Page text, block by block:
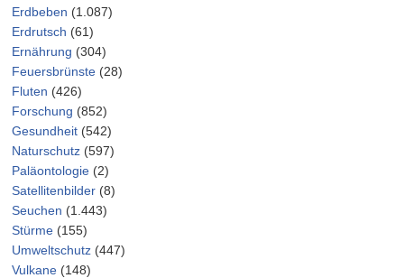
Erdbeben (1.087)
Erdrutsch (61)
Ernährung (304)
Feuersbrünste (28)
Fluten (426)
Forschung (852)
Gesundheit (542)
Naturschutz (597)
Paläontologie (2)
Satellitenbilder (8)
Seuchen (1.443)
Stürme (155)
Umweltschutz (447)
Vulkane (148)